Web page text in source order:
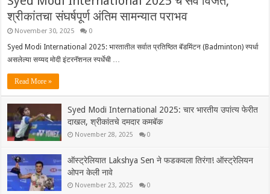
श्रीकांतचा संघर्षपूर्ण अंतिम सामन्यात पराभव
November 30, 2025 0
Syed Modi International 2025: भारतातील सर्वात प्रतिष्ठित बॅडमिंटन (Badminton) स्पर्धा
असलेल्या सय्यद मोदी इंटरनॅशनल स्पर्धेची …
Read More »
Syed Modi International 2025: चार भारतीय उपांत्य फेरीत
दाखल, श्रीकांतचे दमदार कमबॅक
November 28, 2025 0
ऑस्ट्रेलियात Lakshya Sen ने फडकवला तिरंगा! ऑस्ट्रेलियन
ओपन केली नावे
November 23, 2025 0